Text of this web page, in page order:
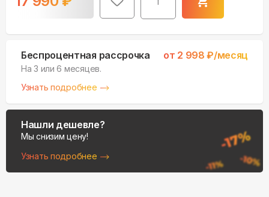
Беспроцентная рассрочка от 2 998 ₽/месяц
На 3 или 6 месяцев.
Узнать подробнее
Нашли дешевле?
Мы снизим цену!
Узнать подробнее